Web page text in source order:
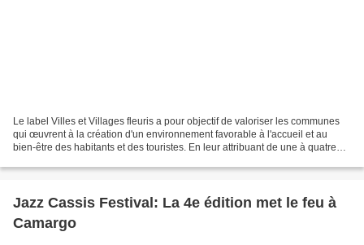
Le label Villes et Villages fleuris a pour objectif de valoriser les communes
qui œuvrent à la création d'un environnement favorable à l'accueil et au
bien-être des habitants et des touristes. En leur attribuant de une à quatre
Jazz Cassis Festival: La 4e édition met le feu à
Camargo